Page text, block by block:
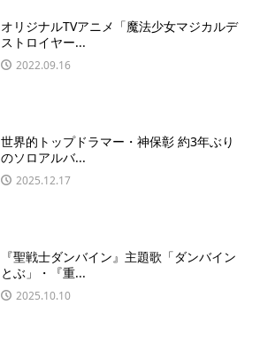
オリジナルTVアニメ「魔法少女マジカルデ
ストロイヤー...
2022.09.16
世界的トップドラマー・神保彰 約3年ぶり
のソロアルバ...
2025.12.17
『聖戦士ダンバイン』主題歌「ダンバイン
とぶ」・『重...
2025.10.10